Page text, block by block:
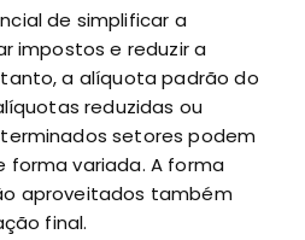
de simplificar a
impostos e reduzir a
a alíquota padrão do
reduzidas ou
setores podem
forma variada. A forma
aproveitados também
final.